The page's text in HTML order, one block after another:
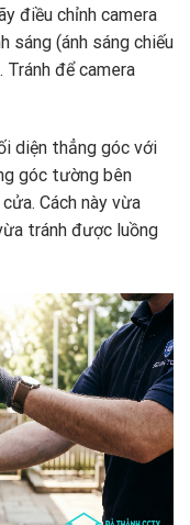
điều chỉnh camera
sáng (ánh sáng chiếu
để camera
diện thẳng góc với
góc tường bên
Cách này vừa
tránh được luồng